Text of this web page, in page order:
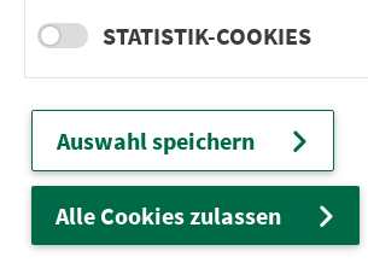
Coburg Klinikum
Coburg Kongresshaus
Coburg Obere Anlage
Coburg Ehrenburg
STATISTIK-COOKIES
Auswahl speichern
Alle Cookies zulassen